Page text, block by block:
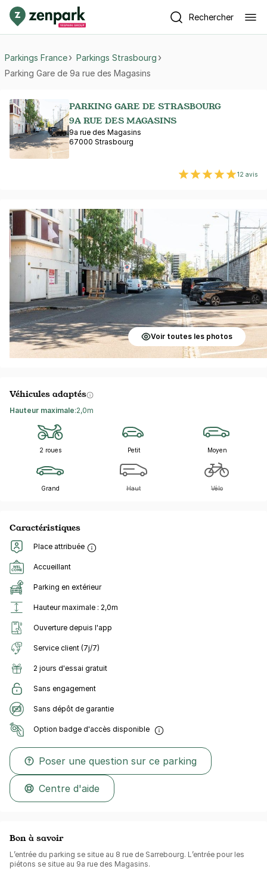
Rechercher
Parkings France
Parkings Strasbourg
Parking Gare de 9a rue des Magasins
PARKING GARE DE STRASBOURG
9A RUE DES MAGASINS
9a rue des Magasins
67000 Strasbourg
12 avis
Voir toutes les photos
Véhicules adaptés
Hauteur maximale:2,0m
2 roues Petit Moyen
Grand Haut Vélo
Caractéristiques
Place attribuée
Accueillant
Parking en extérieur
Hauteur maximale : 2,0m
Ouverture depuis l'app
Service client (7j/7)
2 jours d'essai gratuit
Sans engagement
Sans dépôt de garantie
Option badge d'accès disponible
Poser une question sur ce parking
Centre d'aide
Bon à savoir
L’entrée du parking se situe au 8 rue de Sarrebourg. L’entrée pour les
piétons se situe au 9a rue des Magasins.